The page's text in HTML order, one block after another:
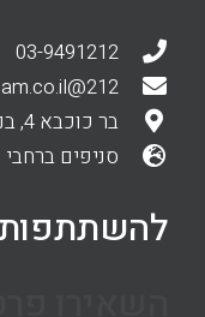
03-9491212
212@boneiolam.co.il
בר כוכבא 4, בני ברק | שמגר 5, ירושלים
סניפים